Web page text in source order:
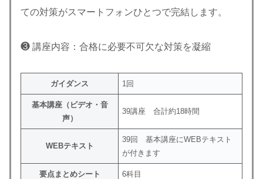
ての対策がスマートフォンひとつで完結します。
❸ 講座内容：合格に必要不可欠な対策を凝縮
ガイダンス 1回
基本講座（ビデオ・音
声）
39講座 合計約18時間
WEBテキスト
39回 基本講座にWEBテキスト
が付きます
要点まとめシート 6科目